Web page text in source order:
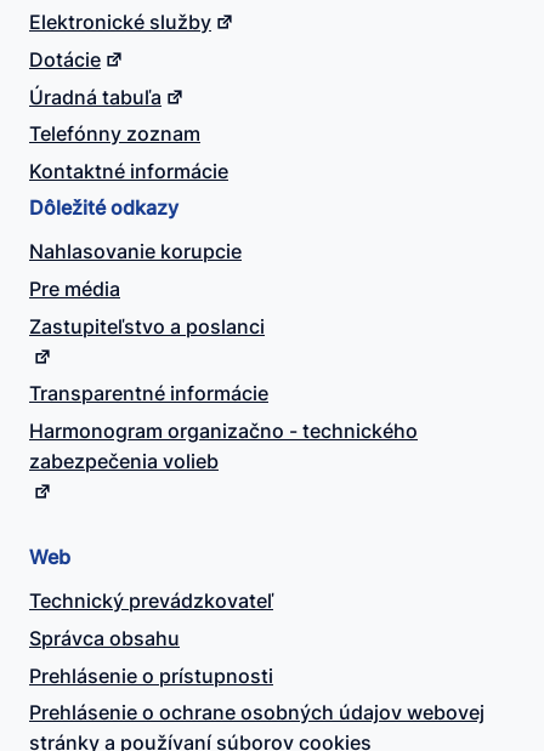
Elektronické služby
Dotácie
Úradná tabuľa
Telefónny zoznam
Kontaktné informácie
Dôležité odkazy
Nahlasovanie korupcie
Pre média
Zastupiteľstvo a poslanci
Transparentné informácie
Harmonogram organizačno - technického
zabezpečenia volieb
Web
Technický prevádzkovateľ
Správca obsahu
Prehlásenie o prístupnosti
Prehlásenie o ochrane osobných údajov webovej
stránky a používaní súborov cookies